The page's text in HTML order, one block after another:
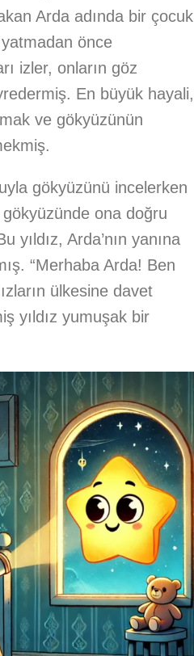
Arda adında bir çocuk
önce
izler, onların göz
En büyük hayali,
ve gökyüzünün
gökyüzünü incelerken
gökyüzünde ona doğru
yıldız, Arda’nın yanına
“Merhaba Arda! Ben
ülkesine davet
yıldız yumuşak bir